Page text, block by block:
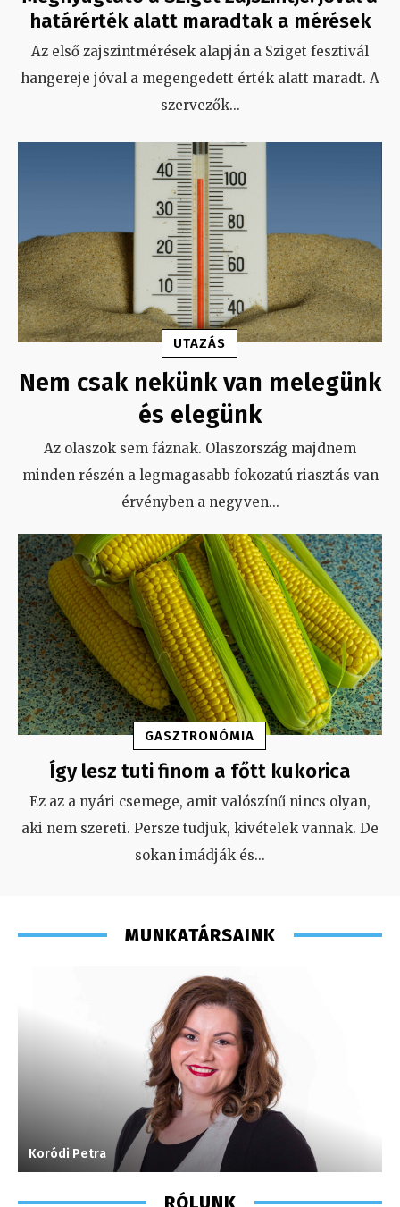
határérték alatt maradtak a mérések
Az első zajszintmérések alapján a Sziget fesztivál
hangereje jóval a megengedett érték alatt maradt. A
szervezők...
UTAZÁS
Nem csak nekünk van melegünk
és elegünk
Az olaszok sem fáznak. Olaszország majdnem
minden részén a legmagasabb fokozatú riasztás van
érvényben a negyven...
GASZTRONÓMIA
Így lesz tuti finom a főtt kukorica
Ez az a nyári csemege, amit valószínű nincs olyan,
aki nem szereti. Persze tudjuk, kivételek vannak. De
sokan imádják és...
MUNKATÁRSAINK
Koródi Petra
RÓLUNK